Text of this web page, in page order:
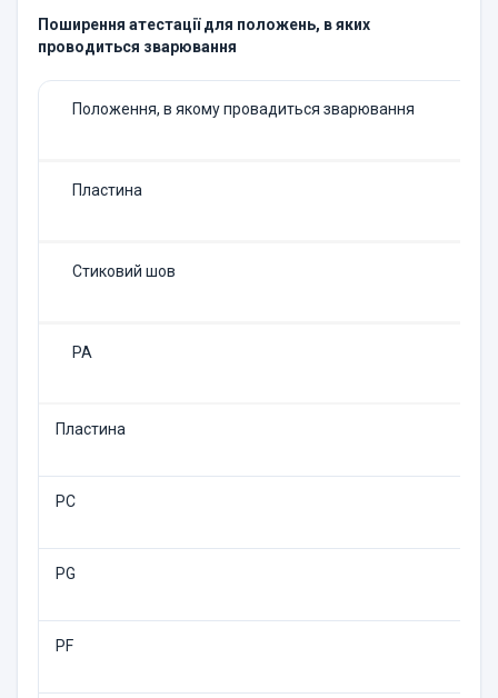
Поширення атестації для положень, в яких
проводиться зварювання
Положення, в якому провадиться зварювання
Пластина
Стиковий шов
PA
Пластина
PC
PG
PF